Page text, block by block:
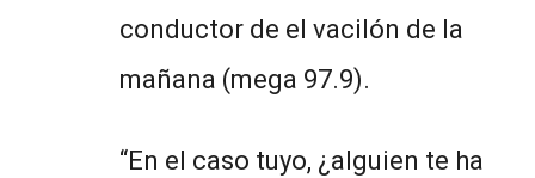
conductor de el vacilón de la
mañana (mega 97.9).
“En el caso tuyo, ¿alguien te ha